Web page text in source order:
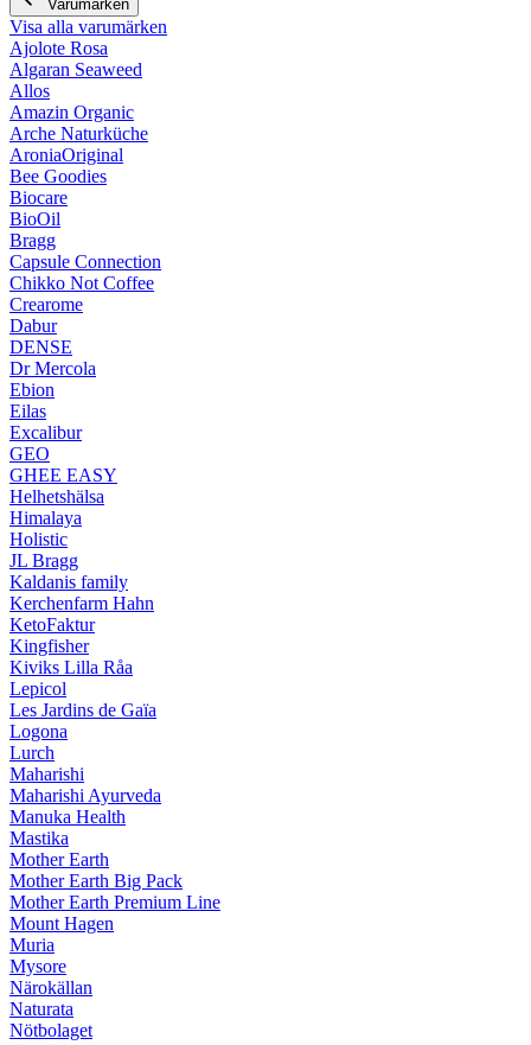
Varumärken
Visa alla varumärken
Ajolote Rosa
Algaran Seaweed
Allos
Amazin Organic
Arche Naturküche
AroniaOriginal
Bee Goodies
Biocare
BioOil
Bragg
Capsule Connection
Chikko Not Coffee
Crearome
Dabur
DENSE
Dr Mercola
Ebion
Eilas
Excalibur
GEO
GHEE EASY
Helhetshälsa
Himalaya
Holistic
JL Bragg
Kaldanis family
Kerchenfarm Hahn
KetoFaktur
Kingfisher
Kiviks Lilla Råa
Lepicol
Les Jardins de Gaïa
Logona
Lurch
Maharishi
Maharishi Ayurveda
Manuka Health
Mastika
Mother Earth
Mother Earth Big Pack
Mother Earth Premium Line
Mount Hagen
Muria
Mysore
Närokällan
Naturata
Nötbolaget